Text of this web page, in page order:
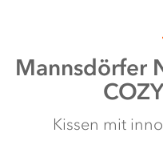
Zum
Anfang
springen
Mannsdörfer
Kissen mit